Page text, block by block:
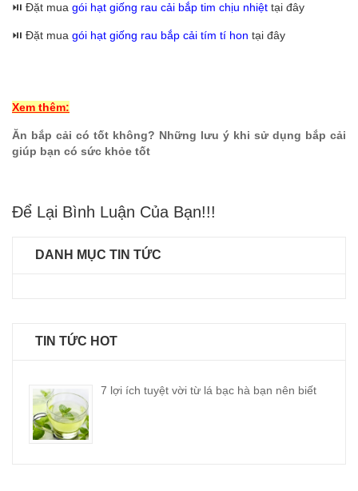
⏯️ Đặt mua gói hạt giống rau cải bắp tim chịu nhiệt tại đây
⏯️ Đặt mua gói hạt giống rau bắp cải tím tí hon tại đây
Xem thêm:
Ăn bắp cải có tốt không? Những lưu ý khi sử dụng bắp cải
giúp bạn có sức khỏe tốt
Để Lại Bình Luận Của Bạn!!!
DANH MỤC TIN TỨC
TIN TỨC HOT
7 lợi ích tuyệt vời từ lá bạc hà bạn nên biết